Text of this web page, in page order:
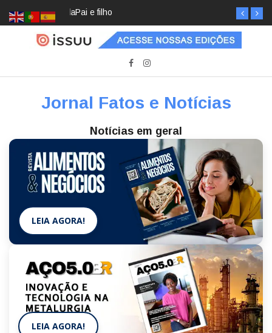
Pai e filho
Jornal Fatos e Notícias
Notícias em geral
LEIA AGORA!
LEIA AGORA!